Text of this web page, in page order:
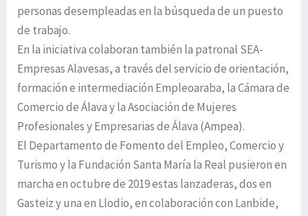
personas desempleadas en la búsqueda de un puesto
de trabajo.
En la iniciativa colaboran también la patronal SEA-
Empresas Alavesas, a través del servicio de orientación,
formación e intermediación Empleoaraba, la Cámara de
Comercio de Álava y la Asociación de Mujeres
Profesionales y Empresarias de Álava (Ampea).
El Departamento de Fomento del Empleo, Comercio y
Turismo y la Fundación Santa María la Real pusieron en
marcha en octubre de 2019 estas lanzaderas, dos en
Gasteiz y una en Llodio, en colaboración con Lanbide,